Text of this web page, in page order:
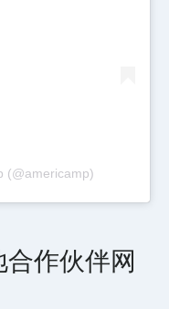
(@americamp)
作伙伴网